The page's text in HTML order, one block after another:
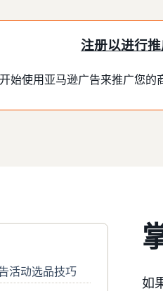
注册以进行
开始使用亚马逊广告来推广您的
活动选品技巧
如